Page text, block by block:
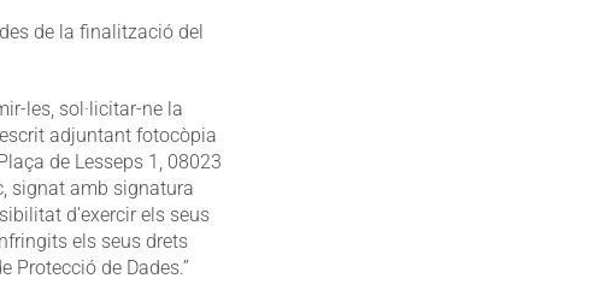
de la finalització del
les, sol·licitar-ne la
adjuntant fotocòpia
de Lesseps 1, 08023
signat amb signatura
d’exercir els seus
els seus drets
Protecció de Dades.”